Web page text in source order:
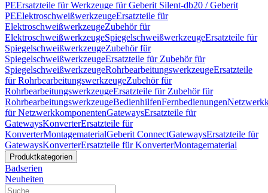
PEErsatzteile für Werkzeuge für Geberit Silent-db20 / Geberit
PEElektroschweißwerkzeugeErsatzteile für
ElektroschweißwerkzeugeZubehör für
ElektroschweißwerkzeugeSpiegelschweißwerkzeugeErsatzteile für
SpiegelschweißwerkzeugeZubehör für
SpiegelschweißwerkzeugeErsatzteile für Zubehör für
SpiegelschweißwerkzeugeRohrbearbeitungswerkzeugeErsatzteile
für RohrbearbeitungswerkzeugeZubehör für
RohrbearbeitungswerkzeugeErsatzteile für Zubehör für
RohrbearbeitungswerkzeugeBedienhilfenFernbedienungen
für NetzwerkkomponentenGatewaysErsatzteile für
GatewaysKonverterErsatzteile für
KonverterMontagematerialGeberit ConnectGatewaysErsatzteile für
GatewaysKonverterErsatzteile für KonverterMontagematerial
Produktkategorien
Badserien
Neuheiten